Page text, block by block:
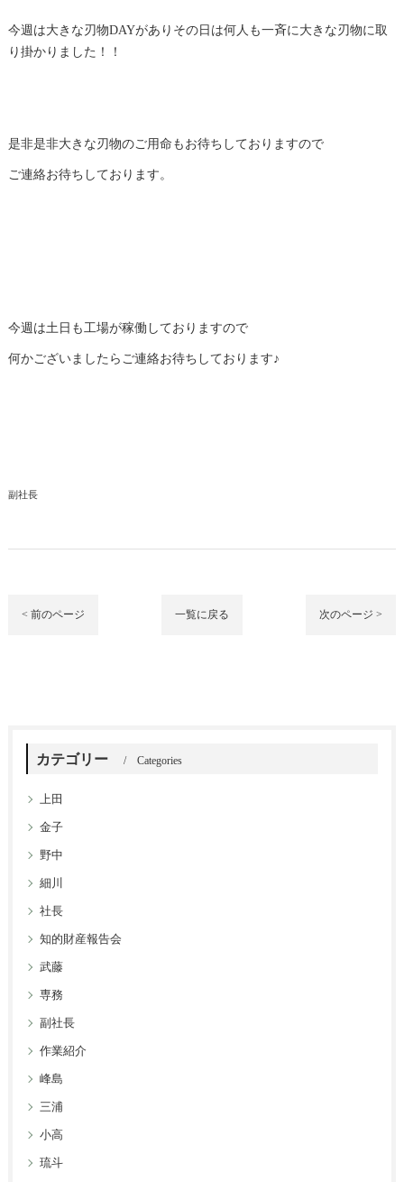
今週は大きな刃物DAYがありその日は何人も一斉に大きな刃物に取
り掛かりました！！
是非是非大きな刃物のご用命もお待ちしておりますので
ご連絡お待ちしております。
今週は土日も工場が稼働しておりますので
何かございましたらご連絡お待ちしております♪
副社長
< 前のページ 一覧に戻る 次のページ >
カテゴリー Categories
上田
金子
野中
細川
社長
知的財産報告会
武藤
専務
副社長
作業紹介
峰島
三浦
小高
琉斗